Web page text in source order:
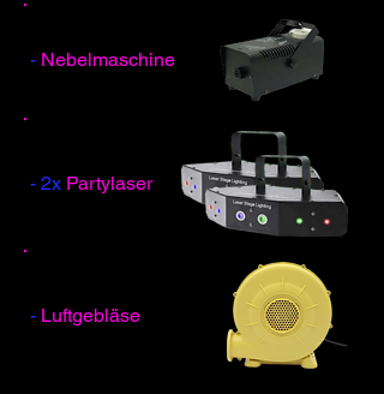
- Nebelmaschine
- 2x Partylaser
- Luftgebläse